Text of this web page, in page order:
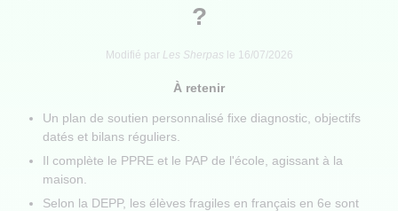
?
Modifié par Les Sherpas le 16/07/2026
À retenir
Un plan de soutien personnalisé fixe diagnostic, objectifs
datés et bilans réguliers.
Il complète le PPRE et le PAP de l'école, agissant à la
maison.
Selon la DEPP, les élèves fragiles en français en 6e sont